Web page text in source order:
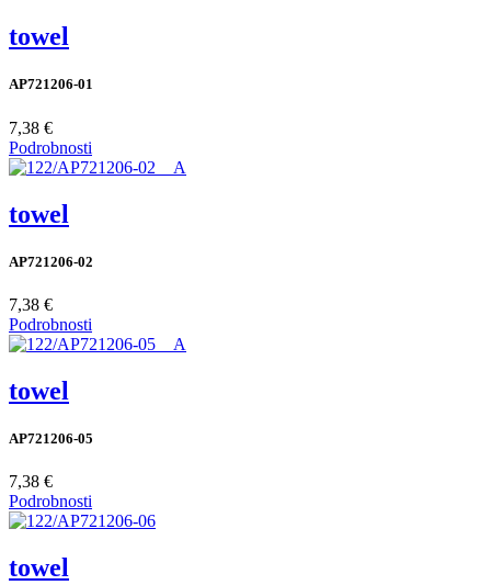
towel
AP721206-01
7,38 €
Podrobnosti
towel
AP721206-02
7,38 €
Podrobnosti
towel
AP721206-05
7,38 €
Podrobnosti
towel